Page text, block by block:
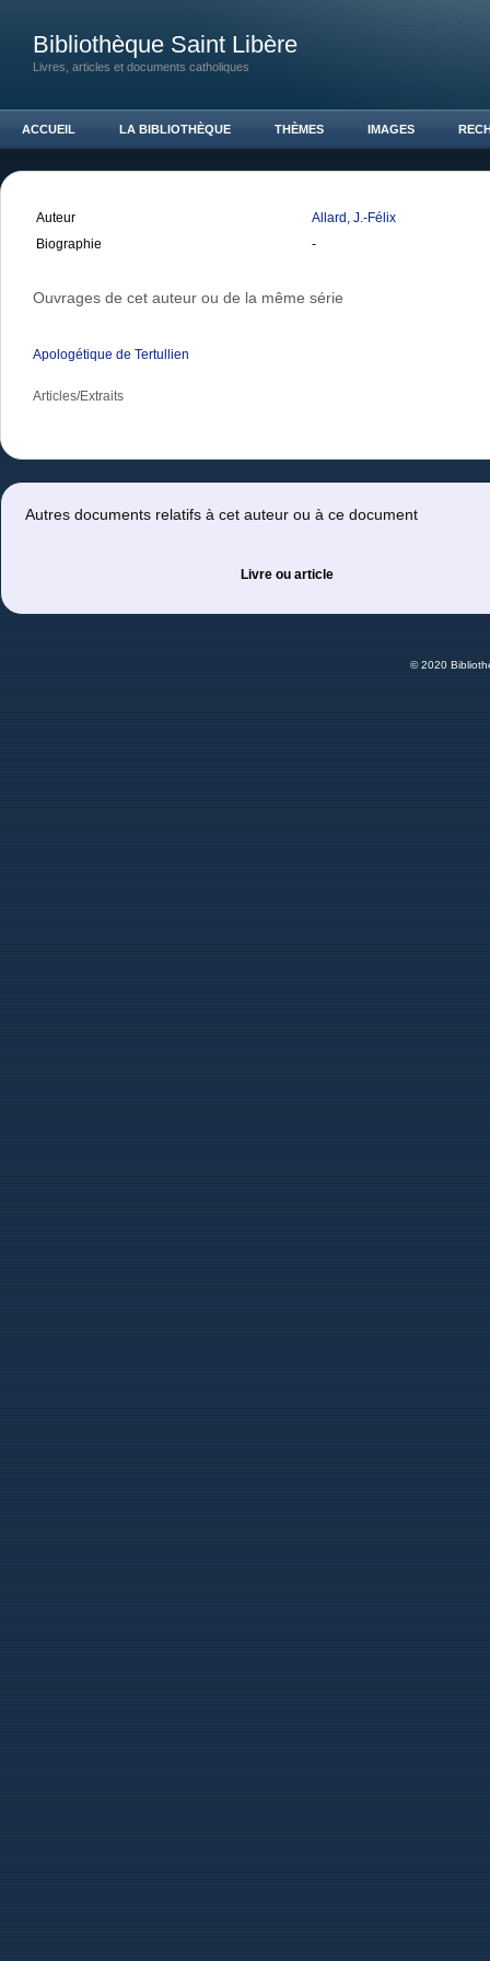
Bibliothèque Saint Libère
Livres, articles et documents catholiques
ACCUEIL LA BIBLIOTHÈQUE THÈMES IMAGES
Auteur
Allard, J.-Félix
Biographie
-
Ouvrages de cet auteur ou de la même série
Apologétique de Tertullien
Articles/Extraits
Autres documents relatifs à cet auteur ou à ce document
Livre ou article
© 2020